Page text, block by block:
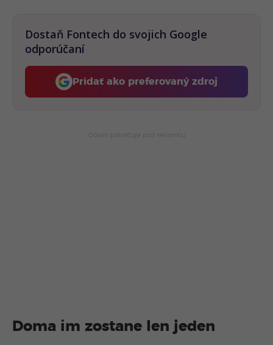
Dostaň Fontech do svojich Google
odporúčaní
Pridať ako preferovaný zdroj
Fontech, odkaz sa otvorí v
Doma im zostane len jeden